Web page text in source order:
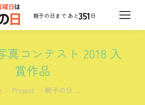
351 日
真コンテスト 2018 入
賞作品
here:
Project 親子の日 …